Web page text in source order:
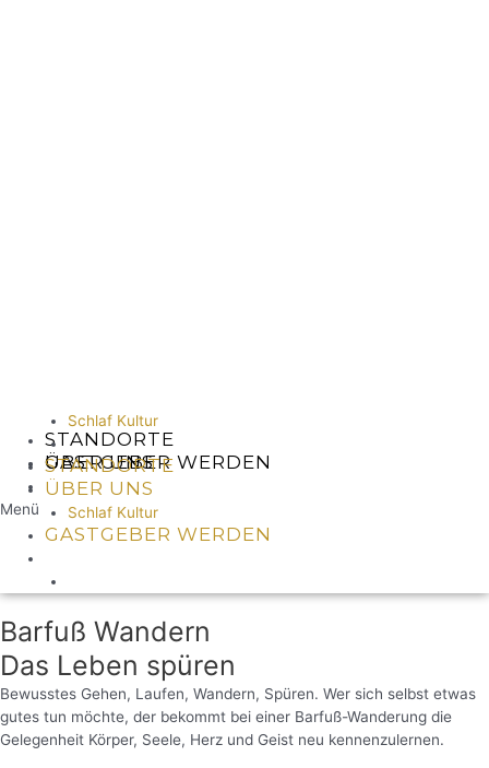
STANDORTE
ÜBER UNS
Schlaf Kultur
GASTGEBER WERDEN
Menü
STANDORTE
ÜBER UNS
Schlaf Kultur
GASTGEBER WERDEN
Barfuß Wandern
Das Leben spüren
Bewusstes Gehen, Laufen, Wandern, Spüren. Wer sich selbst etwas
gutes tun möchte, der bekommt bei einer Barfuß-Wanderung die
Gelegenheit Körper, Seele, Herz und Geist neu kennenzulernen.